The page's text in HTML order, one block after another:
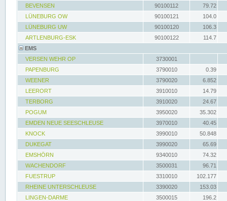
BEVENSEN
90100112
79.72
LÜNEBURG OW
90100121
104.0
LÜNEBURG UW
90100120
106.3
ARTLENBURG-ESK
90100122
114.7
EMS
VERSEN WEHR OP
3730001
PAPENBURG
3790010
0.39
WEENER
3790020
6.852
LEERORT
3910010
14.79
TERBORG
3910020
24.67
POGUM
3950020
35.302
EMDEN NEUE SEESCHLEUSE
3970010
40.45
KNOCK
3990010
50.848
DUKEGAT
3990020
65.69
EMSHÖRN
9340010
74.32
WACHENDORF
3500031
96.71
FUESTRUP
3310010
102.177
RHEINE UNTERSCHLEUSE
3390020
153.03
LINGEN-DARME
3500015
196.2